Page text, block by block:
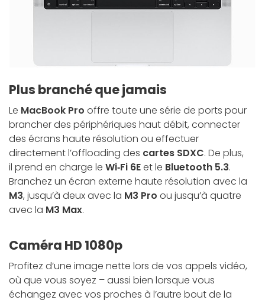
Plus branché que jamais
Le MacBook Pro offre toute une série de ports pour
brancher des périphériques haut débit, connecter
des écrans haute résolution ou effectuer
directement l’offloading des cartes SDXC. De plus,
il prend en charge le Wi‑Fi 6Eet le Bluetooth 5.3.
Branchez un écran externe haute résolution avec la
M3, jusqu’à deux avec la M3 Pro ou jusqu’à quatre
avec la M3 Max.
Caméra HD 1080p
Profitez d’une image nette lors de vos appels vidéo,
où que vous soyez – aussi bien lorsque vous
échangez avec vos proches à l’autre bout de la